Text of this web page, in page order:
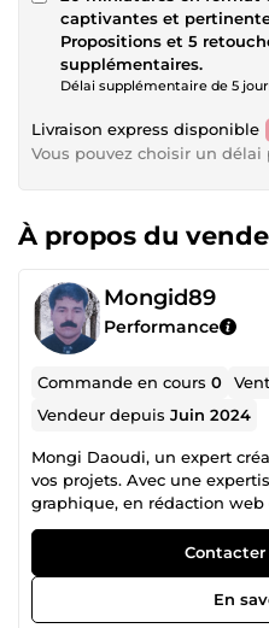
captivantes et
Propositions et 5
supplémentaires.
Délai supplémentaire de 5
Livraison express disponible
Vous pouvez choisir un
À propos du
Mongid89
Performance
Commande en cours0
Vendeur depuisJuin 2024
Mongi Daoudi, un expert
vos projets. Avec une
graphique, en rédaction
communauté, je mets mon
pour donner vie à vos idées
impactante. Que vous ayez
inspiré, d'un texte
percutante, je suis votre
En